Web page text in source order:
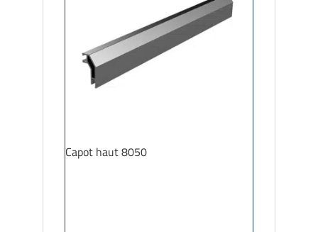
Capot haut 8050